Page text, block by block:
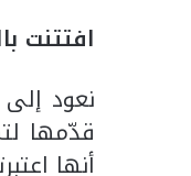
افتتنت
نعود
أنها